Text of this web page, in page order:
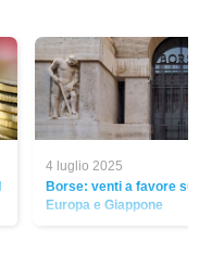
4 luglio 2025
Borse: venti a favore su
Europa e Giappone